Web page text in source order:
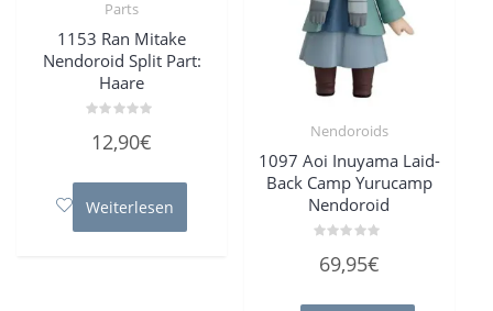
Parts
1153 Ran Mitake
Nendoroid Split Part:
Haare
mit
5
12,90€
Weiterlesen
Nendoroids
1097 Aoi Inuyama Laid-
Back Camp Yurucamp
Nendoroid
mit
5
69,95€